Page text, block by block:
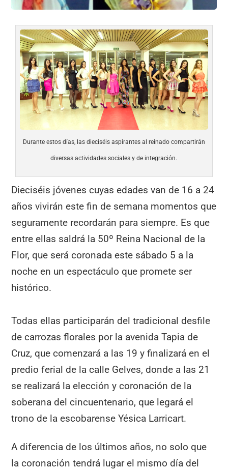
Durante estos días, las dieciséis aspirantes al reinado compartirán
diversas actividades sociales y de integración.
Dieciséis jóvenes cuyas edades van de 16 a 24
años vivirán este fin de semana momentos que
seguramente recordarán para siempre. Es que
entre ellas saldrá la 50º Reina Nacional de la
Flor, que será coronada este sábado 5 a la
noche en un espectáculo que promete ser
histórico.
Todas ellas participarán del tradicional desfile
de carrozas florales por la avenida Tapia de
Cruz, que comenzará a las 19 y finalizará en el
predio ferial de la calle Gelves, donde a las 21
se realizará la elección y coronación de la
soberana del cincuentenario, que legará el
trono de la escobarense Yésica Larricart.
A diferencia de los últimos años, no solo que
la coronación tendrá lugar el mismo día del